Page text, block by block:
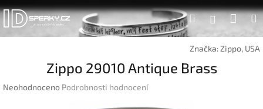
Přejít
na
obsah
Hledat
Značka:Zippo, USA
Zippo 29010 Antique Brass
Průměrné
Neohodnoceno Podrobnosti hodnocení